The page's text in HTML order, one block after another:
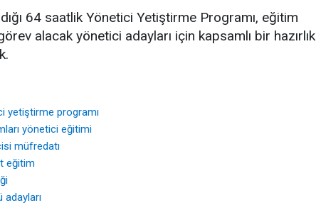
64 saatlik Yönetici Yetiştirme Programı, eğitim
alacak yönetici adayları için kapsamlı bir hazırlık
yetiştirme programı
yönetici eğitimi
müfredatı
eğitim
adayları